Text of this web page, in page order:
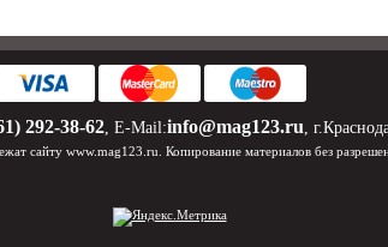
292-38-62, E-Mail:info@mag123.ru,
сайту www.mag123.ru. Копирование материалов без